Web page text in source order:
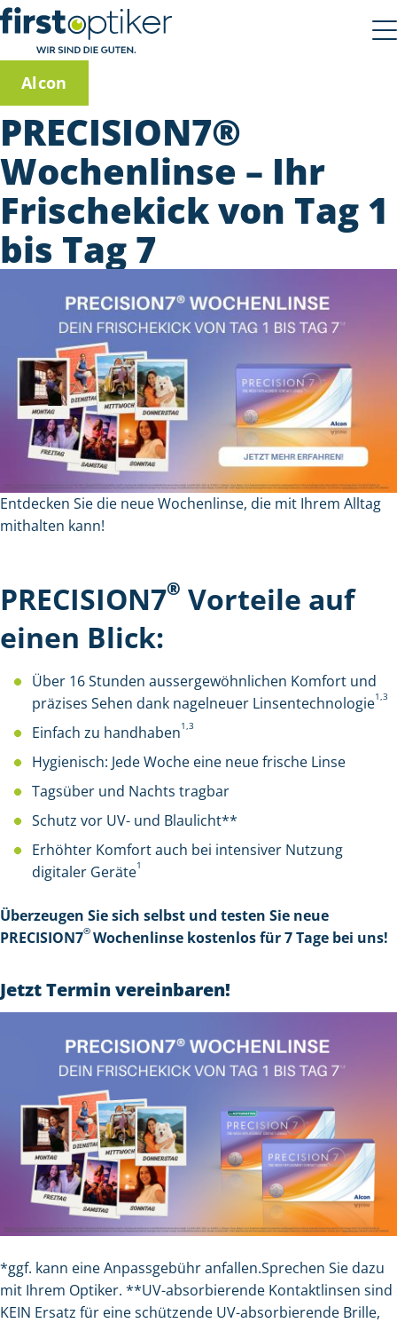
Alcon
PRECISION7®
Wochenlinse – Ihr
Frischekick von Tag 1
bis Tag 7
Entdecken Sie die neue Wochenlinse, die mit Ihrem Alltag
mithalten kann!
PRECISION7® Vorteile auf
einen Blick:
Über 16 Stunden aussergewöhnlichen Komfort und
präzises Sehen dank nagelneuer Linsentechnologie1,3
Einfach zu handhaben1,3
Hygienisch: Jede Woche eine neue frische Linse
Tagsüber und Nachts tragbar
Schutz vor UV- und Blaulicht**
Erhöhter Komfort auch bei intensiver Nutzung
digitaler Geräte1
Überzeugen Sie sich selbst und testen Sie neue
PRECISION7® Wochenlinse kostenlos für 7 Tage bei uns!
Jetzt Termin vereinbaren!
*ggf. kann eine Anpassgebühr anfallen.Sprechen Sie dazu
mit Ihrem Optiker. **UV-absorbierende Kontaktlinsen sind
KEIN Ersatz für eine schützende UV-absorbierende Brille,